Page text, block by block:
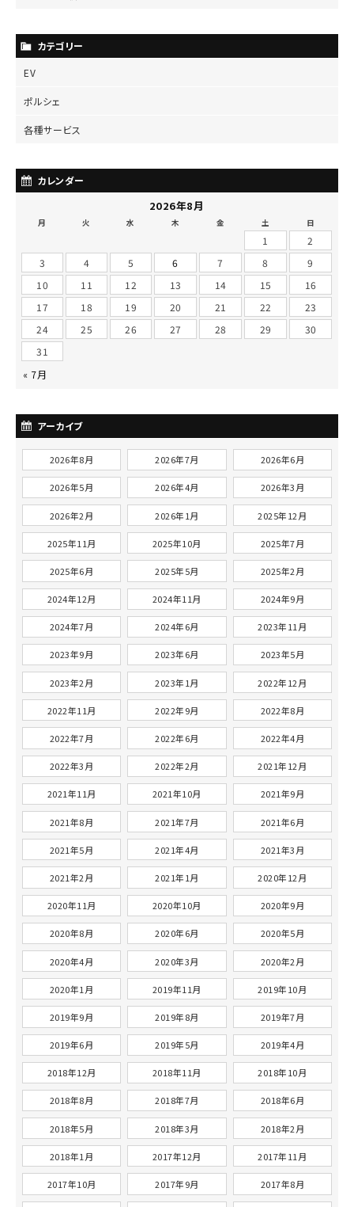
カテゴリー
EV
ポルシェ
各種サービス
カレンダー
2026年8月
月 火 水 木 金 土 日
1
2
3
4 5 6 7 8
9
10
11 12 13 14 15
16
17
18 19 20 21 22
23
24
25 26 27 28 29
30
31
« 7月
アーカイブ
2026年8月 2026年7月 2026年6月
2026年5月 2026年4月 2026年3月
2026年2月 2026年1月 2025年12月
2025年11月 2025年10月 2025年7月
2025年6月 2025年5月 2025年2月
2024年12月 2024年11月 2024年9月
2024年7月 2024年6月 2023年11月
2023年9月 2023年6月 2023年5月
2023年2月 2023年1月 2022年12月
2022年11月 2022年9月 2022年8月
2022年7月 2022年6月 2022年4月
2022年3月 2022年2月 2021年12月
2021年11月 2021年10月 2021年9月
2021年8月 2021年7月 2021年6月
2021年5月 2021年4月 2021年3月
2021年2月 2021年1月 2020年12月
2020年11月 2020年10月 2020年9月
2020年8月 2020年6月 2020年5月
2020年4月 2020年3月 2020年2月
2020年1月 2019年11月 2019年10月
2019年9月 2019年8月 2019年7月
2019年6月 2019年5月 2019年4月
2018年12月 2018年11月 2018年10月
2018年8月 2018年7月 2018年6月
2018年5月 2018年3月 2018年2月
2018年1月 2017年12月 2017年11月
2017年10月 2017年9月 2017年8月